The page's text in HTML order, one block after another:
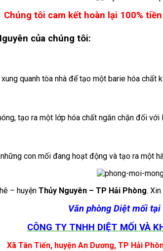
Chúng tôi cam kết hoàn lại 100%
của chúng tôi:
quanh tòa nhà để tạo một barie hóa chất
tạo ra một lớp hóa chất ngăn chặn đối với
con mối đang hoạt động và tạo ra một
– huyện Thủy Nguyên – TP Hải Phòng.
Văn phòng Diệt mối
CÔNG TY TNHH DIỆT MỐI VÀ
Xã Tân Tiến, huyện An Dương, TP Hải